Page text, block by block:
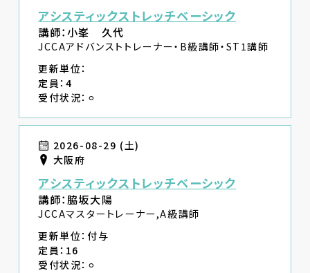
アシスティックストレッチベーシック
講師：小峯 久代
JCCAアドバンストトレーナー・B級講師・ST1講師
更新単位：
定員：4
受付状況：⚪︎
2026-08-29 (土)
大阪府
アシスティックストレッチベーシック
講師：脇坂大陽
JCCAマスタートレーナー,A級講師
更新単位：付与
定員：16
受付状況：⚪︎